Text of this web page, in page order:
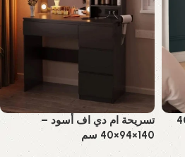
120×180×40
تسريحة ام دي اف أسود –
140×94×40 سم